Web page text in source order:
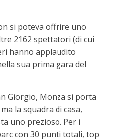
si poteva offrire uno
2162 spettatori (di cui
hanno applaudito
sua prima gara del
Giorgio, Monza si porta
la squadra di casa,
uno prezioso. Per i
con 30 punti totali, top